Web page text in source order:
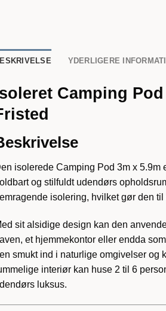
YDERLIGERE
Camping
isolerede Camping Pod 3m x
og stilfuldt udendørs
isolering, hvilket gør den
sit alsidige design kan den
et hjemmekontor eller endda
smukt ind i naturlige omgivelser og
interiør kan huse 2 til 6
luksus.